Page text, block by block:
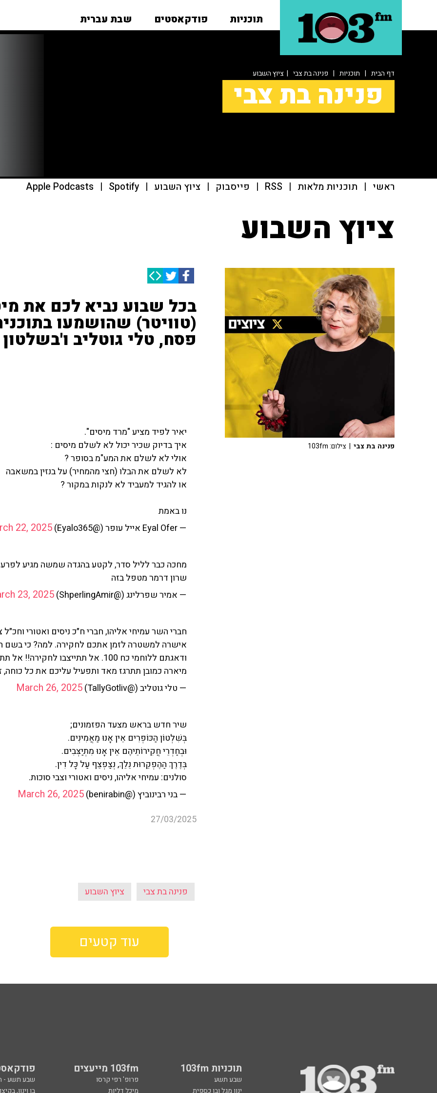
תוכניות פודקאסטים שבת עברית
דף הבית | תוכניות | פנינה בת צבי | ציוץ השבוע
פנינה בת צבי
ראשי | תוכניות מלאות |
RSS
| פייסבוק | ציוץ השבוע |
Spotify
|
Apple Podcasts
ציוץ השבוע
(טוויטר) שהושמעו
פסח, טלי גוטליב
יאיר לפיד מציע "מרד מיסים".
איך בדיוק שכיר יכול לא לשלם מיסים :
אולי לא לשלם את המע"מ בסופר ?
לא לשלם את הבלו (חצי מהמחיר) על בנזין במשאבה
או להגיד למעביד לא לנקות במקור ?
נו באמת
— Eyal Ofer אייל עופר (@Eyalo365)
22, 2025
מחכה כבר לליל סדר, לקטע בהגדה שמשה מגיע לפרעה
שרון דרמר מטפל בזה
— אמיר שפרלינג (@ShperlingAmir)
23, 2025
חברי השר עמיחי אליהו, חברי ח״כ ניסים ואטורי
אישרה למשטרה לזמן אתכם לחקירה. למה? כי בשם
ודאגתם ללוחמי כח 100. אל תתייצבו לחקירה!! אל תתייצבו לחקירה!!
מיארה כמובן תתרגז מאד ותפעיל עליכם את כל כוחה,
— טלי גוטליב (@TallyGotliv)
March 26, 2025
שיר חדש בראש מצעד הפזמונים;
בְּשִׁלְטוֹן הַכּוֹפְרִים אֵין אָנוּ מַאֲמִינִים.
וּבְחַדְרֵי חֲקִירוֹתֵיהֶם אֵין אָנוּ מִתְיַצְּבִים.
בְּדֶרֶךְ הַהֶפְקֵרוּת נֵלֵךְ, נְצַפְצֵף עַל כָּל דִין.
סולנים: עמיחי אליהו, ניסים ואטורי וצבי סוכות.
— בני רבינוביץ (@benirabin)
March 26, 2025
27/03/2025
פנינה בת צבי ציוץ השבוע
פנינה בת צבי | צילום: 103fm
עוד קטעים
תוכניות 103fm 103fm מייעצים
שבע תשע פרופ' רפי קרסו
שבע תשע -
ינון מגל ובן כספית
מיכל דליות בן וינון,